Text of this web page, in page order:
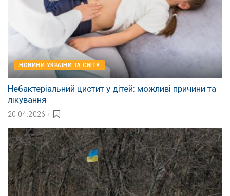
НОВИНИ УКРАЇНИ ТА СВІТУ
Небактеріальний цистит у дітей: можливі причини та
лікування
20.04.2026